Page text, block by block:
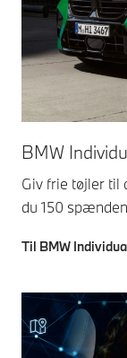
BMW
Giv frie tøjler til
du 150
Til BMW